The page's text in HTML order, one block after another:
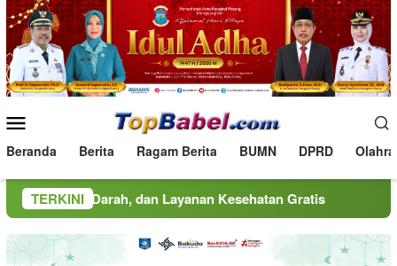
Loncat
ke
konten
Mobile
Beranda Berita Ragam Berita BUMN DPRD
TERKINI
dan Layanan Kesehatan Gratis MINDucation